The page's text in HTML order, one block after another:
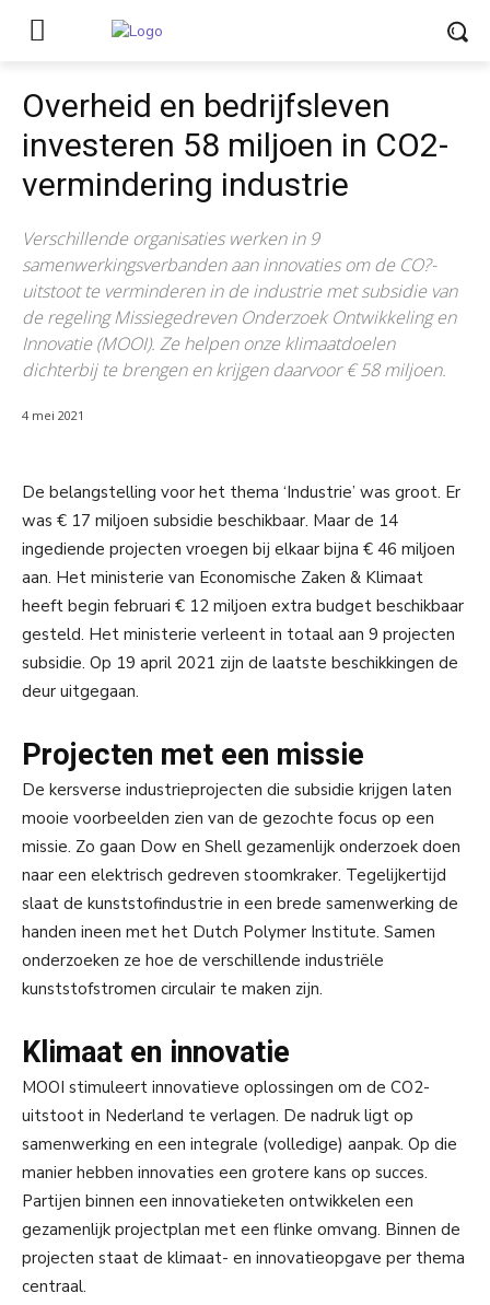
Overheid en bedrijfsleven
investeren 58 miljoen in CO2-
vermindering industrie
Verschillende organisaties werken in 9
samenwerkingsverbanden aan innovaties om de CO?-
uitstoot te verminderen in de industrie met subsidie van
de regeling Missiegedreven Onderzoek Ontwikkeling en
Innovatie (MOOI). Ze helpen onze klimaatdoelen
dichterbij te brengen en krijgen daarvoor € 58 miljoen.
4 mei 2021
De belangstelling voor het thema ‘Industrie’ was groot. Er
was € 17 miljoen subsidie beschikbaar. Maar de 14
ingediende projecten vroegen bij elkaar bijna € 46 miljoen
aan. Het ministerie van Economische Zaken & Klimaat
heeft begin februari € 12 miljoen extra budget beschikbaar
gesteld. Het ministerie verleent in totaal aan 9 projecten
subsidie. Op 19 april 2021 zijn de laatste beschikkingen de
deur uitgegaan.
Projecten met een missie
De kersverse industrieprojecten die subsidie krijgen laten
mooie voorbeelden zien van de gezochte focus op een
missie. Zo gaan Dow en Shell gezamenlijk onderzoek doen
naar een elektrisch gedreven stoomkraker. Tegelijkertijd
slaat de kunststofindustrie in een brede samenwerking de
handen ineen met het Dutch Polymer Institute. Samen
onderzoeken ze hoe de verschillende industriële
kunststofstromen circulair te maken zijn.
Klimaat en innovatie
MOOI stimuleert innovatieve oplossingen om de CO2-
uitstoot in Nederland te verlagen. De nadruk ligt op
samenwerking en een integrale (volledige) aanpak. Op die
manier hebben innovaties een grotere kans op succes.
Partijen binnen een innovatieketen ontwikkelen een
gezamenlijk projectplan met een flinke omvang. Binnen de
projecten staat de klimaat- en innovatieopgave per thema
centraal.